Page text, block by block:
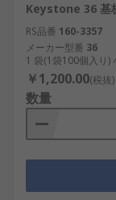
Keystone 36 基
RS品番 160-3357
メーカー型番 36
1 袋(1袋100個入り)
￥1,200.00(税抜)
数量